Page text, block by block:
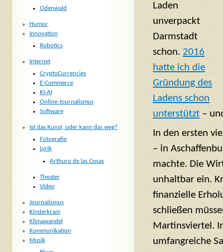
Laden
unverpackt
Darmstadt
schon. 2016
hatte ich die
Gründung des
Ladens schon
unterstützt –
In den ersten
– in
machte. Die
unhaltbar ein.
finanzielle
schließen
Martinsviertel.
umfangreiche
Odenwald
Humor
Innovation
Robotics
Internet
CryptoCurrencies
E-Commerce
KI-AI
Online-Journalismus
Software
Ist das Kunst, oder kann das weg?
Fotografie
Lyrik
Arthuro de las Cosas
Theater
Video
Journalismus
Kinderkram
Klimawandel
Kommunikation
Musik